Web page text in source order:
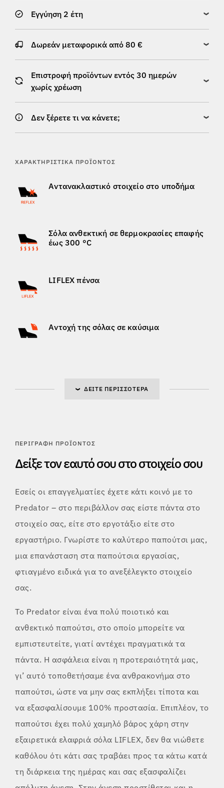
Εγγύηση 2 έτη
Δωρεάν μεταφορικά από 80 €
Επιστροφή προϊόντων εντός 30 ημερών
χωρίς χρέωση
Δεν ξέρετε τι να κάνετε;
ΧΑΡΑΚΤΗΡΙΣΤΙΚΆ ΠΡΟΪΌΝΤΟΣ
Αντανακλαστικό στοιχείο στο υποδήμα
Σόλα ανθεκτική σε θερμοκρασίες επαφής
έως 300 °C
LIFLEX πένσα
Αντοχή της σόλας σε καύσιμα
ΔΕΊΤΕ ΠΕΡΙΣΣΌΤΕΡΑ
ΠΕΡΙΓΡΑΦΉ ΠΡΟΪΌΝΤΟΣ
Δείξε τον εαυτό σου στο στοιχείο σου
Εσείς οι επαγγελματίες έχετε κάτι κοινό με το
Predator – στο περιβάλλον σας είστε πάντα στο
στοιχείο σας, είτε στο εργοτάξιο είτε στο
εργαστήριο. Γνωρίστε το καλύτερο παπούτσι μας,
μια επανάσταση στα παπούτσια εργασίας,
φτιαγμένο ειδικά για το ανεξέλεγκτο στοιχείο
σας.
Το Predator είναι ένα πολύ ποιοτικό και
ανθεκτικό παπούτσι, στο οποίο μπορείτε να
εμπιστευτείτε, γιατί αντέχει πραγματικά τα
πάντα. Η ασφάλεια είναι η προτεραιότητά μας,
γι’ αυτό τοποθετήσαμε ένα ανθρακονήμα στο
παπούτσι, ώστε να μην σας εκπλήξει τίποτα και
να εξασφαλίσουμε 100% προστασία. Επιπλέον, το
παπούτσι έχει πολύ χαμηλό βάρος χάρη στην
εξαιρετικά ελαφριά σόλα LIFLEX, δεν θα νιώθετε
καθόλου ότι κάτι σας τραβάει προς τα κάτω κατά
τη διάρκεια της ημέρας και σας εξασφαλίζει